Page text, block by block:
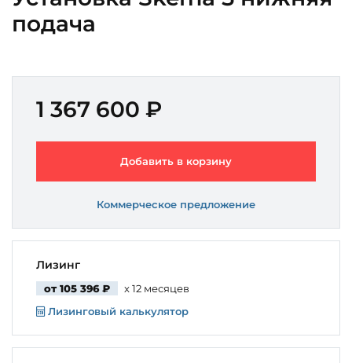
подача
1 367 600 ₽
Добавить в корзину
Коммерческое предложение
Лизинг
от 105 396 ₽
x 12 месяцев
Лизинговый калькулятор